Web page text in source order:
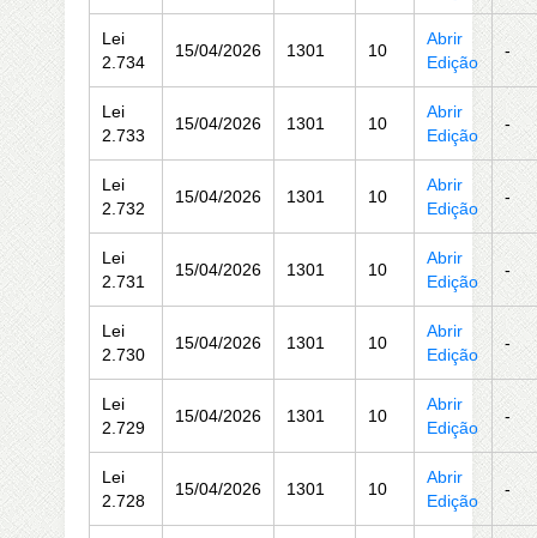
Lei
2.734
15/04/2026 1301 10
Abrir
Edição
-
Lei
2.733
15/04/2026 1301 10
Abrir
Edição
-
Lei
2.732
15/04/2026 1301 10
Abrir
Edição
-
Lei
2.731
15/04/2026 1301 10
Abrir
Edição
-
Lei
2.730
15/04/2026 1301 10
Abrir
Edição
-
Lei
2.729
15/04/2026 1301 10
Abrir
Edição
-
Lei
2.728
15/04/2026 1301 10
Abrir
Edição
-